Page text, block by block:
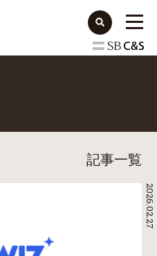
記事一覧
2026.02.27